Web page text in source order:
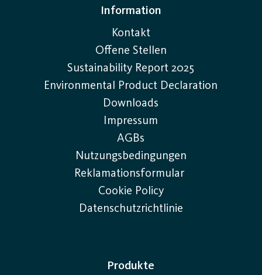
Information
Kontakt
Offene Stellen
Sustainability Report 2025
Environmental Product Declaration
Downloads
Impressum
AGBs
Nutzungsbedingungen
Reklamationsformular
Cookie Policy
Datenschutzrichtlinie
Produkte